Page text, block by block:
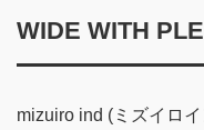
WIDE WITH
mizuiro ind (ミズイロ